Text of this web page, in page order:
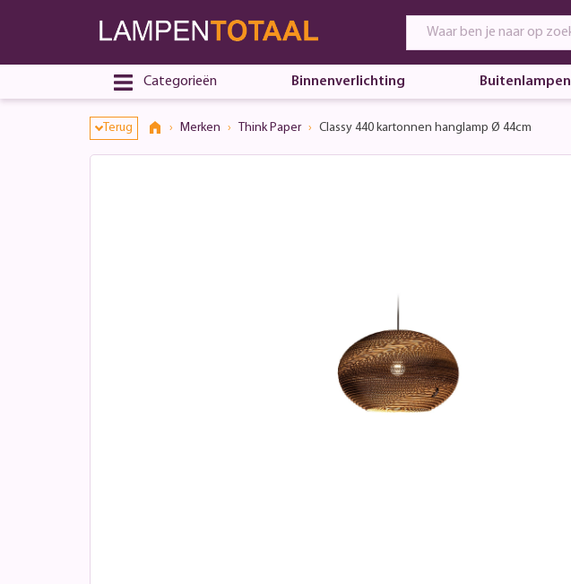
Categorieën Binnenverlichting Buitenlampen
Terug Merken Think Paper Classy 440 kartonnen hanglamp Ø 44cm